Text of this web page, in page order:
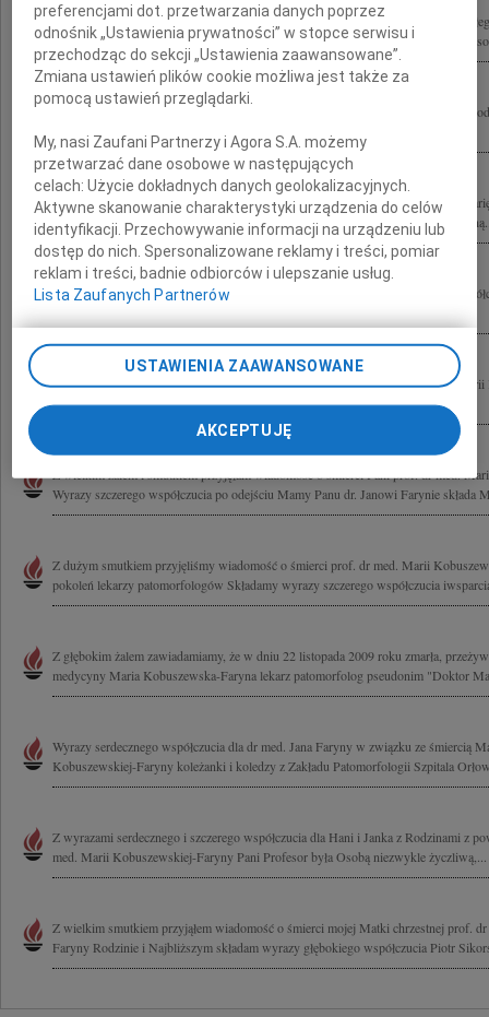
Z wielkim żalem żegnam prof. dr hab. med. Marię Kobuszewską-Farynę
szlachetnego i mądrego Człowieka, życzliwą i dobrą szefową. Rodzinie Pani
Kochanej Przyjaciółce Hannie Paszkiewicz wyrazy głębokiego współczucia z
Z głębokim żalem i smutkiem żegnam moją serdeczną Koleżankę prof. dr med.
wspaniałego Człowieka, nauczyciela wielu pokoleń anatomopatologów,
Kochanej Hani Paszkiewicz z powodu śmierci Mamy z serca płynące wyrazy
Jaśkowi i Marcie najszczersze wyrazy współczucia z powodu śmierci prof. dr
wielkiego Człowieka medycyny polskiej składają Dagna, Iza i Filip Bobilewicz
Z wielkim żalem i smutkiem przyjęłam wiadomość o śmierci Pani prof. dr med.
Wyrazy szczerego współczucia po odejściu Mamy Panu dr. Janowi Farynie składa
Z dużym smutkiem przyjęliśmy wiadomość o śmierci prof. dr med. Marii
pokoleń lekarzy patomorfologów Składamy wyrazy szczerego współczucia
Z głębokim żalem zawiadamiamy, że w dniu 22 listopada 2009 roku zmarła,
medycyny Maria Kobuszewska-Faryna lekarz patomorfolog pseudonim "Doktor
Wyrazy serdecznego współczucia dla dr med. Jana Faryny w związku ze śmiercią
Kobuszewskiej-Faryny koleżanki i koledzy z Zakładu Patomorfologii Szpitala
Z wyrazami serdecznego i szczerego współczucia dla Hani i Janka z Rodzinami z
med. Marii Kobuszewskiej-Faryny Pani Profesor była Osobą niezwykle życzliwą,...
Z wielkim smutkiem przyjąłem wiadomość o śmierci mojej Matki chrzestnej prof.
Faryny Rodzinie i Najbliższym składam wyrazy głębokiego współczucia Piotr
preferencjami dot. przetwarzania danych poprzez
odnośnik „Ustawienia prywatności” w stopce serwisu i
przechodząc do sekcji „Ustawienia zaawansowane”.
Zmiana ustawień plików cookie możliwa jest także za
pomocą ustawień przeglądarki.
My, nasi Zaufani Partnerzy i Agora S.A. możemy
przetwarzać dane osobowe w następujących
celach:Użycie dokładnych danych geolokalizacyjnych.
Aktywne skanowanie charakterystyki urządzenia do celów
identyfikacji. Przechowywanie informacji na urządzeniu lub
dostęp do nich. Spersonalizowane reklamy i treści, pomiar
reklam i treści, badnie odbiorców i ulepszanie usług.
Lista Zaufanych Partnerów
USTAWIENIA ZAAWANSOWANE
AKCEPTUJĘ